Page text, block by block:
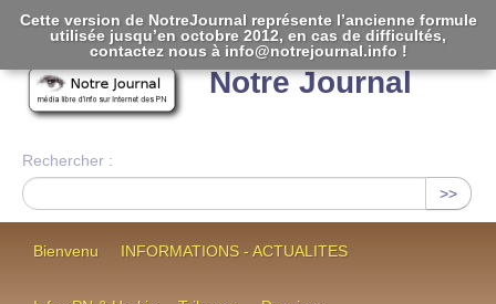
Notre Journal
Rechercher :
>>
Bienvenu INFORMATIONS - ACTUALITES
Cette version de NotreJournal représente l’ancienne formule
utilisée jusqu’en octobre 2012, en cas de difficultés,
contactez nous à info@notrejournal.info !